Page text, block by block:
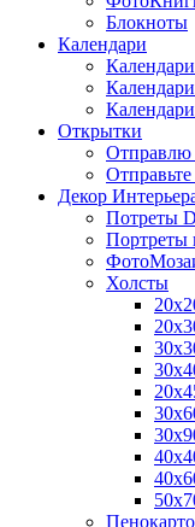
Блокноты
Календари
Открытки
Отправлю
Декор
Потреты
Портреты
Холсты